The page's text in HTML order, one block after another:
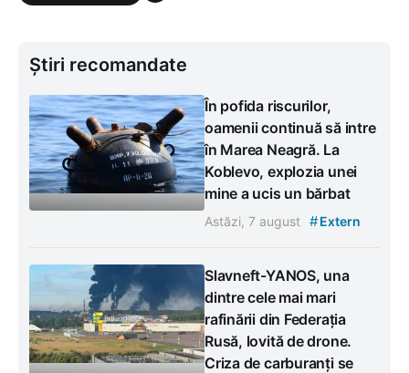
Știri recomandate
În pofida riscurilor,
oamenii continuă să intre
în Marea Neagră. La
Koblevo, explozia unei
mine a ucis un bărbat
Astăzi, 7 august #Extern
Slavneft-YANOS, una
dintre cele mai mari
rafinării din Federația
Rusă, lovită de drone.
Criza de carburanți se